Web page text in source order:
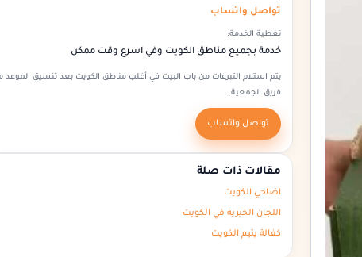
تواصل واتساب
تغطية الخدمة:
خدمة بجميع مناطق الكويت وفي اسرع وقت ممكن
يتم استلام التبرعات من باب البيت في أغلب مناطق الكويت بعد تنسيق الموعد
فريق الجمعية.
تواصل واتساب
مقالات ذات صلة
اضاحي الكويت
اللجان الخيرية في الكويت
كفالة يتيم الكويت